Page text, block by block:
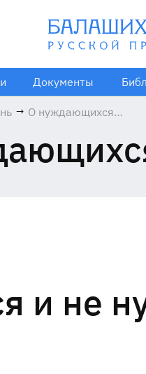
Документы
→ О нуждающихся и
и не